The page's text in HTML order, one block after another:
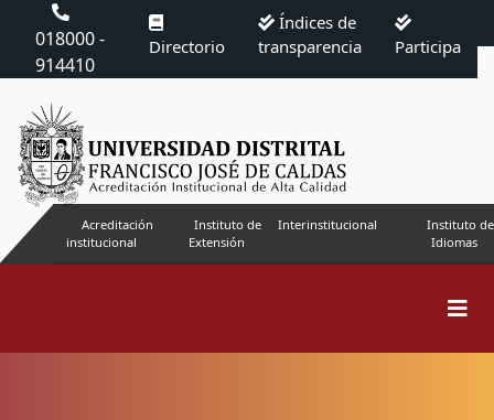
018000 -
914410
Directorio
Índices de
transparencia
Participa
Acreditación
institucional
Instituto de
Extensión
Interinstitucional
Instituto de
Idiomas